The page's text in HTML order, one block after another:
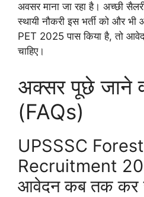
अवसर माना जा रहा है। अच्छी
स्थायी नौकरी इस भर्ती को और
PET 2025 पास किया है, तो
चाहिए।
अक्सर पूछे जाने
(FAQs)
UPSSSC
Recruitment
आवेदन कब तक कर